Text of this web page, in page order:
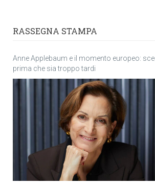
RASSEGNA STAMPA
Anne Applebaum e il momento europeo:
prima che sia troppo tardi